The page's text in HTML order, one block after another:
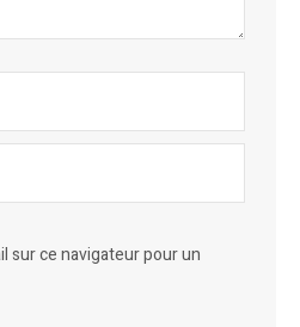
sur ce navigateur pour un